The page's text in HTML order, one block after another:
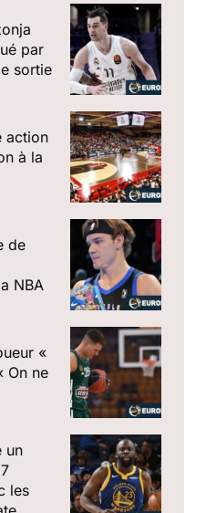
par
sortie
action
à la
de
NBA
«
On ne
un
les